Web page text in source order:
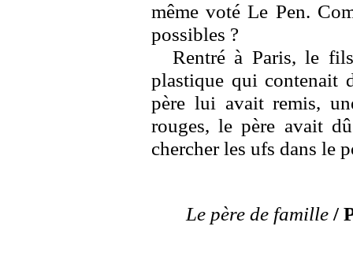
même voté Le Pen.
possibles ?
Rentré à Paris, le
plastique qui contenait
père lui avait remis,
rouges, le père avait
chercher les ufs dans le
Le père de famille /